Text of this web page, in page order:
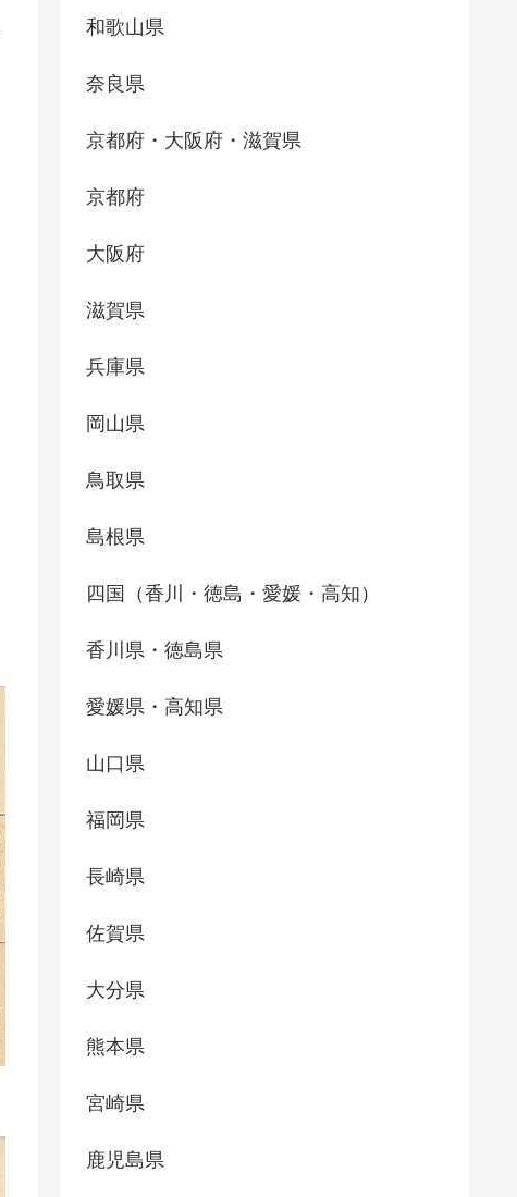
和歌山県
奈良県
京都府・大阪府・滋賀県
京都府
大阪府
滋賀県
兵庫県
岡山県
鳥取県
島根県
四国（香川・徳島・愛媛・高知）
香川県・徳島県
愛媛県・高知県
山口県
福岡県
長崎県
佐賀県
大分県
熊本県
宮崎県
鹿児島県